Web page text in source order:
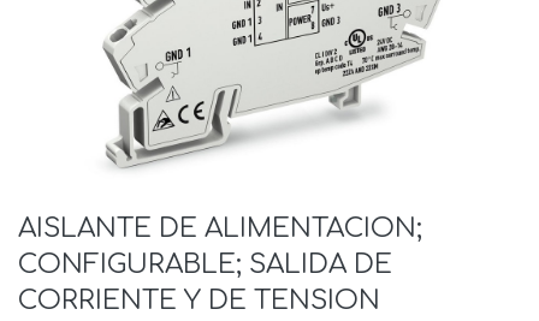
AISLANTE DE ALIMENTACION;
CONFIGURABLE; SALIDA DE
CORRIENTE Y DE TENSION